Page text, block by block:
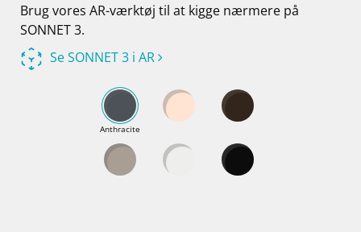
Brug vores AR-værktøj til at kigge nærmere på
SONNET 3.
Se SONNET 3 i AR
Anthracite